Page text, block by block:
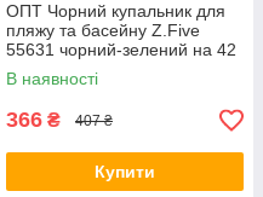
ОПТ Чорний купальник для
пляжу та басейну Z.Five
55631 чорний-зелений на 42
44 46 48 50 розмір
В наявності
366 ₴ 407 ₴
Купити